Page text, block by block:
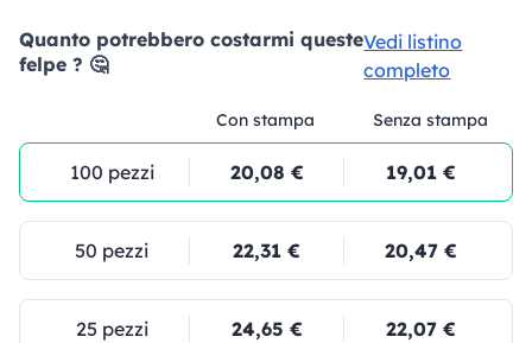
Quanto potrebbero costarmi queste
felpe ? 🤔
Vedi listino
completo
Con stampa Senza stampa
100 pezzi 20,08 € 19,01 €
50 pezzi 22,31 € 20,47 €
25 pezzi 24,65 € 22,07 €